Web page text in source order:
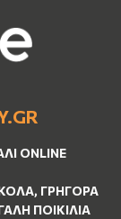
ΟNLINE
ΓΡΉΓΟΡΑ
ΠΟΙΚΙΛΊΑ